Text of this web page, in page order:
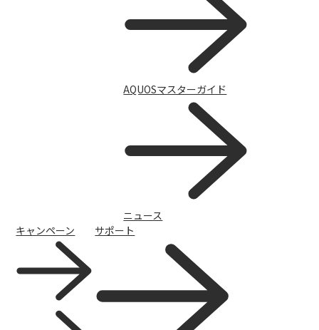
AQUOSマスターガイド
ニュース
キャンペーン
サポート